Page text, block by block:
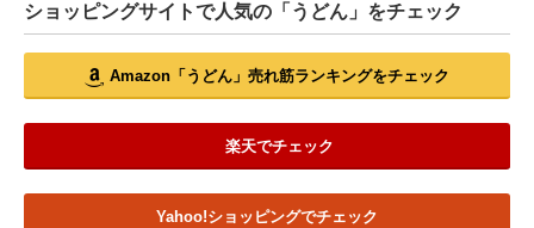
ショッピングサイトで人気の「うどん」をチェック
Amazon「うどん」売れ筋ランキングをチェック
楽天でチェック
Yahoo!ショッピングでチェック